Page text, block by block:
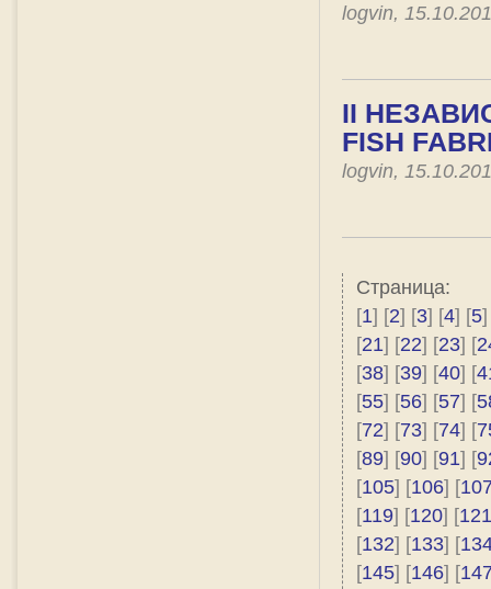
logvin,
II
FISH
logvin,
Страница:
[1] [2] [3] [4] [5]
[21] [22] [23] [
[38] [39] [40] [
[55] [56] [57] [
[72] [73] [74] [
[89] [90] [91] [
[105] [106] [
[119] [120] [121
[132] [133] [
[145] [146] [